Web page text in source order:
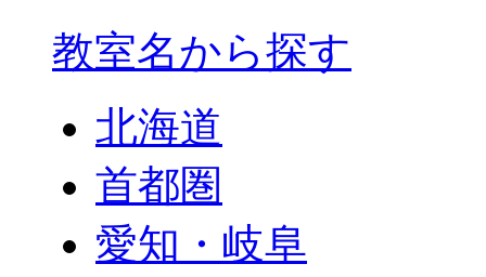
教室名から探す
北海道
首都圏
愛知・岐阜